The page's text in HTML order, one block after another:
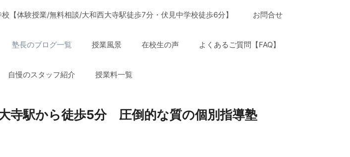
【体験授業/無料相談/大和西大寺駅徒歩7分・伏見中学校徒歩6分】 お問合せ
塾長のブログ一覧 授業風景 在校生の声 よくあるご質問【FAQ】
自慢のスタッフ紹介 授業料一覧
寺駅から徒歩5分 圧倒的な質の個別指導塾